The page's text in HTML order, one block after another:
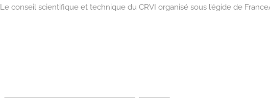
Le conseil scientifique et technique du CRVI organisé sous l’égide de